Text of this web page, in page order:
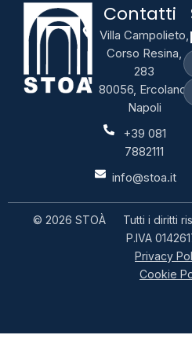
Contatti
Villa Campolieto,
Corso Resina,
283
80056, Ercolano,
Napoli
+39 081
7882111
info@stoa.it
© 2026 STOÀ
Tutti i diritti
P.IVA
Privacy
Cookie